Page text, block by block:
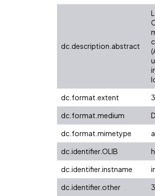
dc.description.abstract
dc.format.extent
dc.format.medium
dc.format.mimetype
dc.identifier.OLIB
dc.identifier.instname
dc.identifier.other